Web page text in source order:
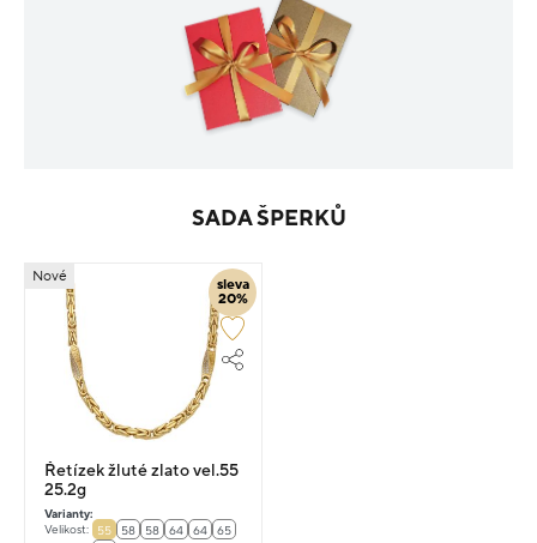
SADA ŠPERKŮ
sleva
20%
Nové
Řetízek žluté zlato vel.55
25.2g
Varianty:
Velikost:
55 58 58 64 64 65